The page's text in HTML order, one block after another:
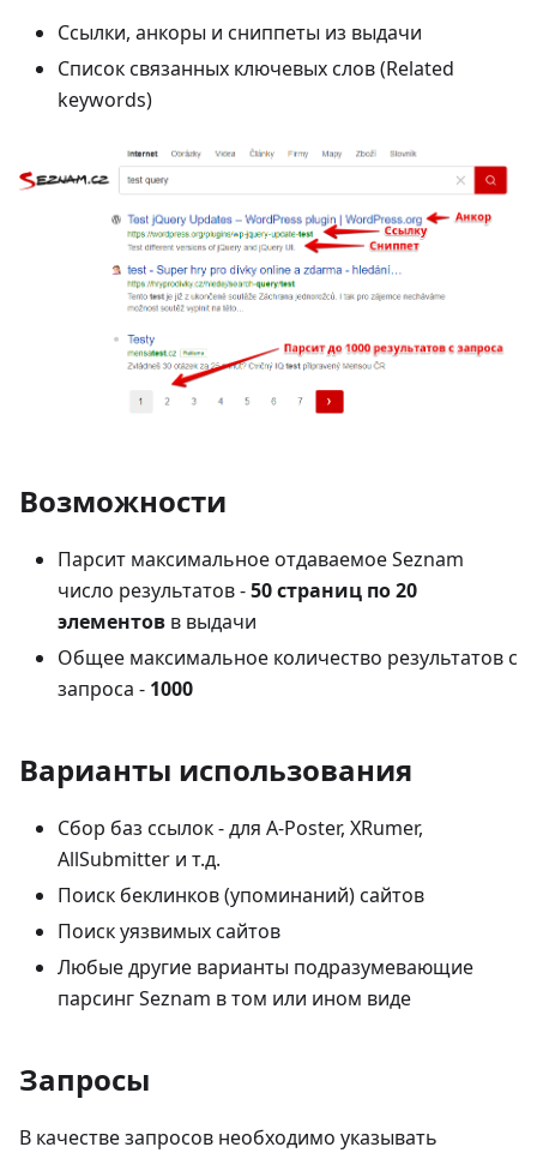
Ссылки, анкоры и сниппеты из выдачи
Список связанных ключевых слов (Related
keywords)
Возможности
Парсит максимальное отдаваемое Seznam
число результатов -50 страниц по 20
элементов в выдачи
Общее максимальное количество результатов с
запроса - 1000
Варианты использования
Сбор баз ссылок - для A-Poster, XRumer,
AllSubmitter и т.д.
Поиск беклинков (упоминаний) сайтов
Поиск уязвимых сайтов
Любые другие варианты подразумевающие
парсинг Seznam в том или ином виде
Запросы
В качестве запросов необходимо указывать